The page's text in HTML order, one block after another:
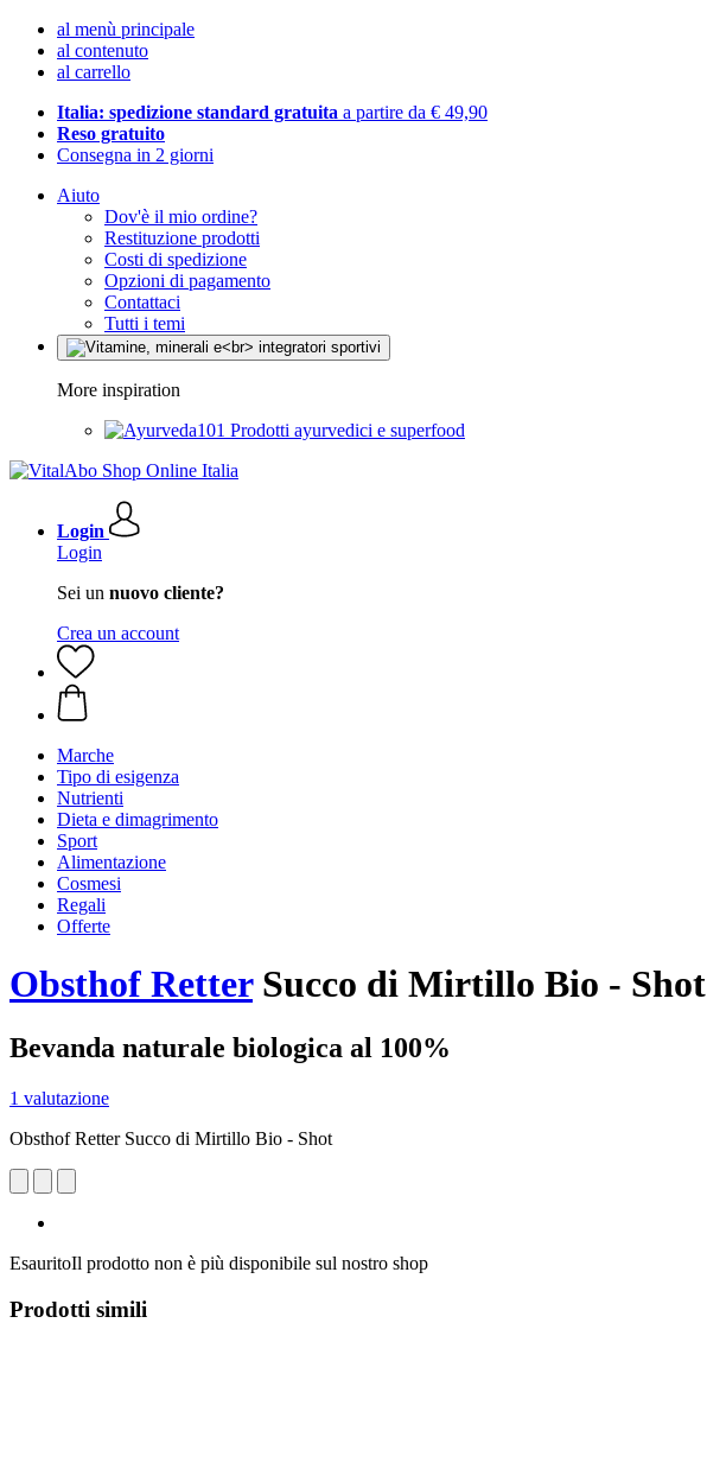
al menù principale
al contenuto
al carrello
Italia: spedizione standard gratuita a partire da € 49,90
Reso gratuito
Consegna in 2 giorni
Aiuto
Dov'è il mio ordine?
Restituzione prodotti
Costi di spedizione
Opzioni di pagamento
Contattaci
Tutti i temi
More inspiration
Prodotti ayurvedici e superfood
Login
Login
Sei un nuovo cliente?
Crea un account
Marche
Tipo di esigenza
Nutrienti
Dieta e dimagrimento
Sport
Alimentazione
Cosmesi
Regali
Offerte
Obsthof RetterSucco di Mirtillo Bio - Shot
Bevanda naturale biologica al 100%
1 valutazione
Obsthof Retter Succo di Mirtillo Bio - Shot
EsauritoIl prodotto non è più disponibile sul nostro shop
Prodotti simili